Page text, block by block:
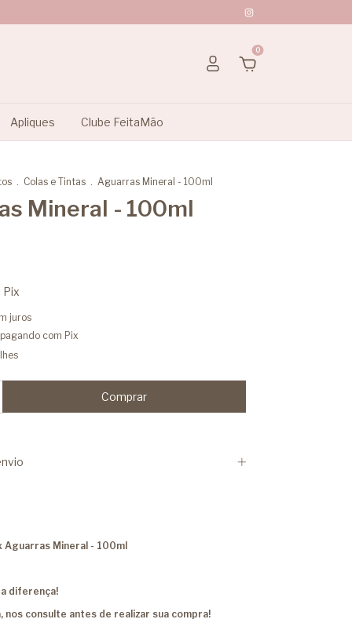
0
Apliques Clube FeitaMão
. Colas e Tintas . Aguarras Mineral - 100ml
Mineral - 100ml
Pix
juros
pagando com Pix
Aguarras Mineral - 100ml
diferença!
nos consulte antes de realizar sua compra!